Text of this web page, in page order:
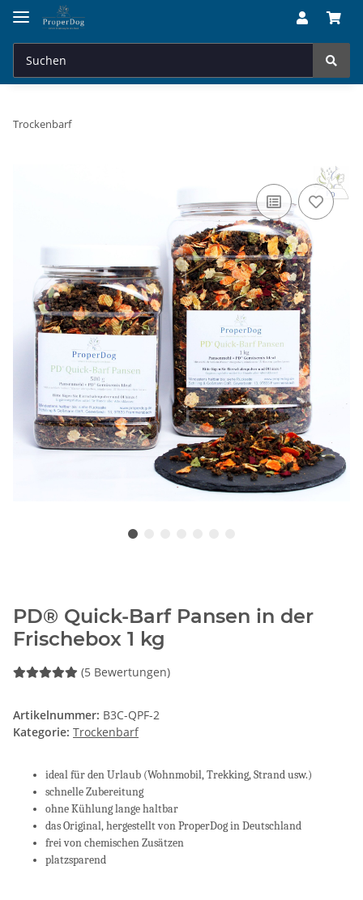
Trockenbarf
PD® Quick-Barf Pansen in der
Frischebox 1 kg
(5 Bewertungen)
Artikelnummer: B3C-QPF-2
Kategorie: Trockenbarf
ideal für den Urlaub (Wohnmobil, Trekking, Strand usw.)
schnelle Zubereitung
ohne Kühlung lange haltbar
das Original, hergestellt von ProperDog in Deutschland
frei von chemischen Zusätzen
platzsparend